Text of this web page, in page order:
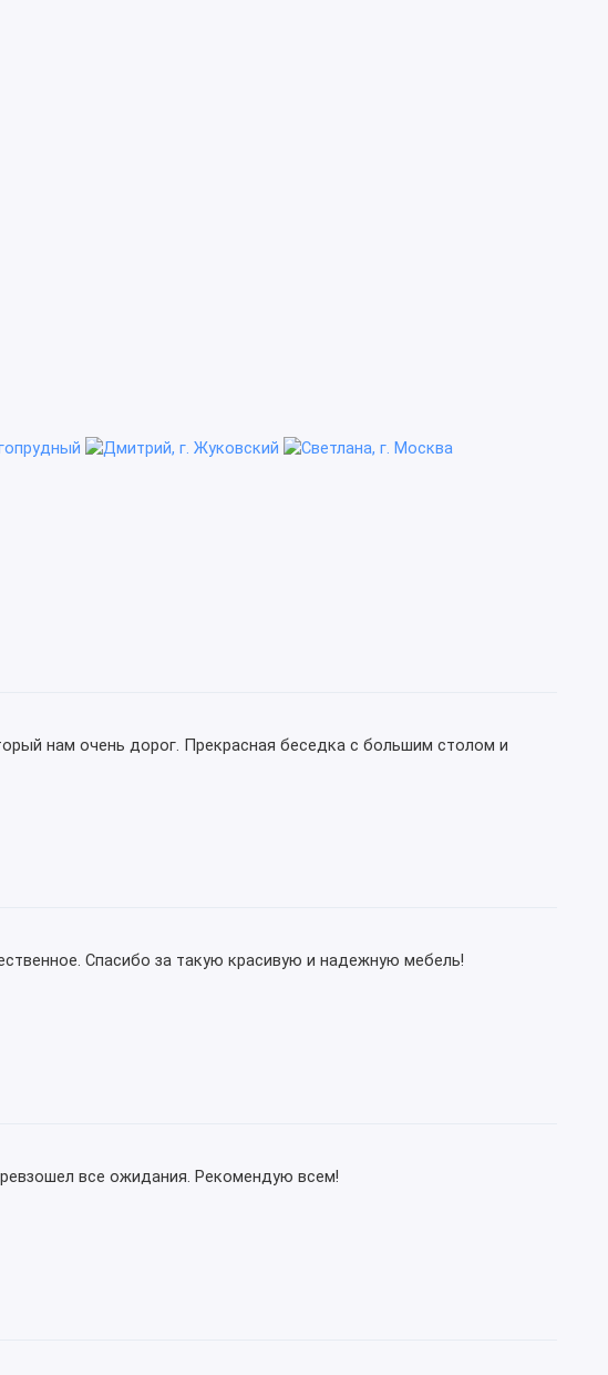
нам очень дорог. Прекрасная беседка с большим столом и
Спасибо за такую красивую и надежную мебель!
все ожидания. Рекомендую всем!